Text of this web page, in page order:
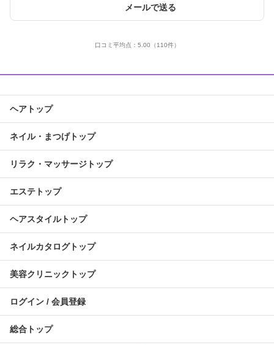
メールで送る
口コミ平均点： 5.00 （110件）
ヘアトップ
ネイル・まつげトップ
リラク・マッサージトップ
エステトップ
ヘアスタイルトップ
ネイルカタログトップ
美容クリニックトップ
ログイン / 会員登録
総合トップ